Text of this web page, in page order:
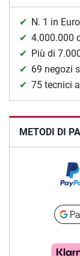
N. 1 in
4.000.000
Più di
69 negozi
75 tecnici
METODI DI